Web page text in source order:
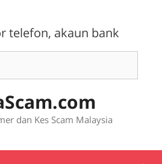
telefon, akaun bank
dan Kes Scam Malaysia